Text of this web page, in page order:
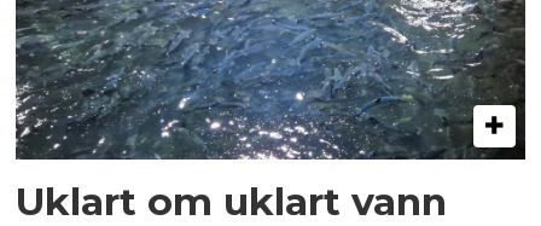
Uklart om uklart vann